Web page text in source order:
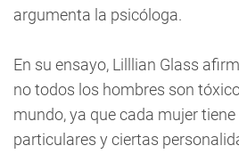
argumenta la psicóloga.
En su ensayo, Lilllian Glass
no todos los hombres son
mundo, ya que cada mujer
particulares y ciertas